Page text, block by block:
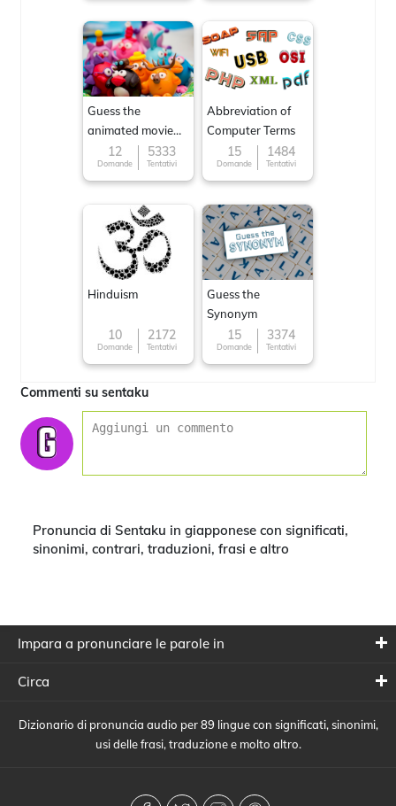
Guess the
animated movie
character
12
Domande
5333
Tentativi
Abbreviation of
Computer Terms
15
Domande
1484
Tentativi
Hinduism
10
Domande
2172
Tentativi
Guess the
Synonym
15
Domande
3374
Tentativi
Commenti su sentaku
Pronuncia di Sentaku in giapponese con significati,
sinonimi, contrari, traduzioni, frasi e altro
Impara a pronunciare le parole in
Circa
Dizionario di pronuncia audio per 89 lingue con significati, sinonimi,
usi delle frasi, traduzione e molto altro.